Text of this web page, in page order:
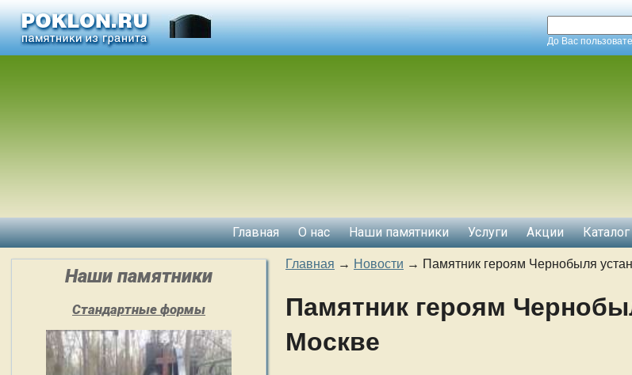
До Вас
Главная О нас Наши памятники Услуги Акции Каталог
Наши памятники
Стандартные формы
Главная → Новости → Памятник героям Чернобыля
Памятник героям
Москве